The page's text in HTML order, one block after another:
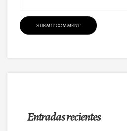
Entradas recientes